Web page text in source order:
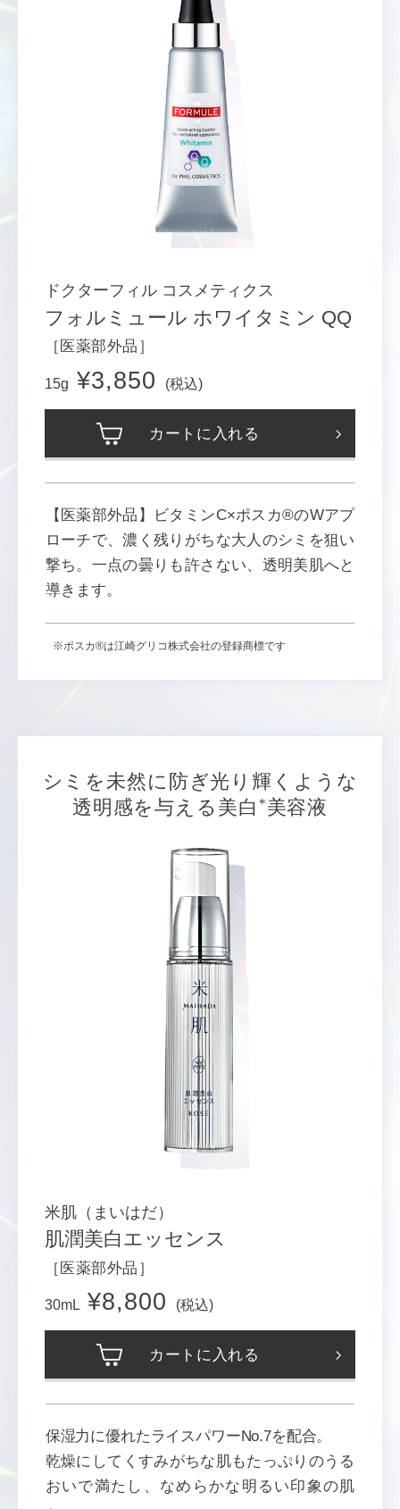
ドクターフィル コスメティクス
フォルミュール ホワイタミン QQ
［医薬部外品］
15g ¥3,850 (税込)
カートに入れる
【医薬部外品】ビタミンC×ポスカ®のWアプ
ローチで、濃く残りがちな大人のシミを狙い
撃ち。一点の曇りも許さない、透明美肌へと
導きます。
※ポスカ®は江崎グリコ株式会社の登録商標です
シミを未然に防ぎ光り輝くような
透明感を与える美白 *美容液
米肌（まいはだ）
肌潤美白エッセンス
［医薬部外品］
30mL ¥8,800 (税込)
カートに入れる
保湿力に優れたライスパワーNo.7を配合。
乾燥にしてくすみがちな肌もたっぷりのうる
おいで満たし、なめらかな明るい印象の肌